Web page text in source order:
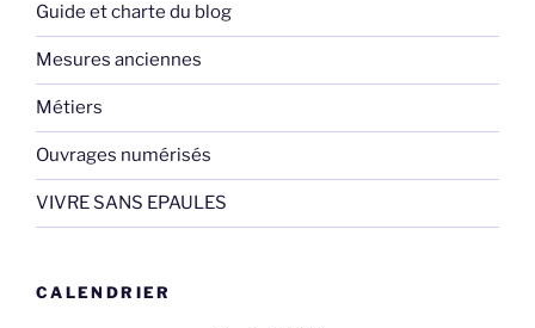
Guide et charte du blog
Mesures anciennes
Métiers
Ouvrages numérisés
VIVRE SANS EPAULES
CALENDRIER